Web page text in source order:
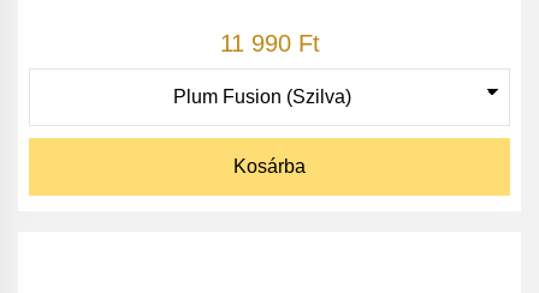
11 990 Ft
Kosárba